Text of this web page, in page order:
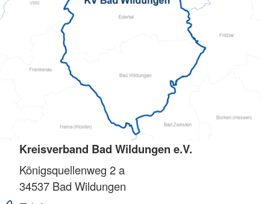
Kreisverband Bad Wildungen e.V.
Königsquellenweg 2 a
34537 Bad Wildungen